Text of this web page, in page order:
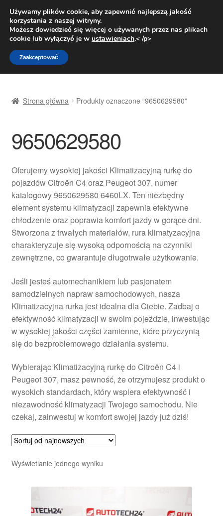
DOSTAWA od 31 zł
Pn.-pt. 9:00-16:00800 003 167
Przejdź
do
nawigacji
Przejdź
do
treści
Dostawa
Dostawa na cały świat
Moje konto
O nas
Płatności
Procedura reklamacyjna
Skarga
Wózek
Zamówienia
Zasady i warunki
Strona główna Produkty oznaczone “9650629580”
9650629580
Oferujemy wysokiej jakości Klimatizacyjną rurkę do
pojazdów Citroën C4 oraz Peugeot 307, numer
katalogowy 9650629580 6460LX. Ten niezbędny
element systemu klimatyzacji zapewnia efektywne
chłodzenie oraz poprawia komfort jazdy w gorące dni.
Stworzona z trwałych materiałów, rura klimatyzacyjna
charakteryzuje się wysoką odpornością na czynniki
zewnętrzne, co gwarantuje długotrwałe użytkowanie.
Jeśli jesteś automechanikiem lub pasjonatem
samodzielnych napraw samochodowych, nasza
Klimatizacyjna rurka jest idealna dla Ciebie. Zadbaj o
efektywność klimatyzacji w swoim pojeździe, inwestując
w wysokiej jakości części zamienne, które przyczynią
się do bezproblemowego działania systemu.
Wybierając Klimatizacyjną rurkę do Citroën C4 i
Peugeot 307, masz pewność, że otrzymujesz produkt o
wysokich standardach, który wspiera efektywność i
niezawodność klimatyzacji Twojego samochodu. Nie
czekaj, zainwestuj w komfort swojej jazdy już dziś!
Wyświetlanie jednego wyniku
Używamy plików cookie, aby zapewnić najlepszą jakość
korzystania z naszej witryny.
Możesz dowiedzieć się więcej o używanych przez nas plikach
cookie lub wyłączyć je w ustawieniach.< /p>
Zaakceptować